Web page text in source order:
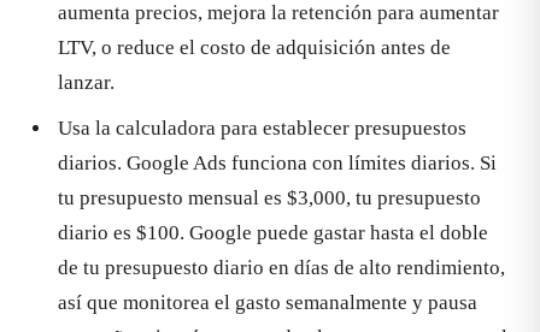
aumenta precios, mejora la retención para aumentar
LTV, o reduce el costo de adquisición antes de
lanzar.
Usa la calculadora para establecer presupuestos
diarios. Google Ads funciona con límites diarios. Si
tu presupuesto mensual es $3,000, tu presupuesto
diario es $100. Google puede gastar hasta el doble
de tu presupuesto diario en días de alto rendimiento,
así que monitorea el gasto semanalmente y pausa